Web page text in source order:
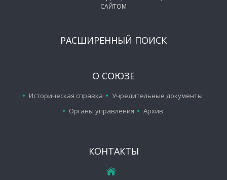
САЙТОМ
РАСШИРЕННЫЙ ПОИСК
О СОЮЗЕ
Историческая справка
Учредительные документы
Органы управления
Архив
КОНТАКТЫ